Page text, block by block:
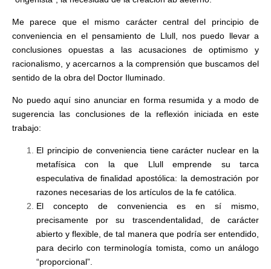
Me parece que el mismo carácter central del principio de
conveniencia en el pensamiento de Llull, nos puedo llevar a
conclusiones opuestas a las acusaciones de optimismo y
racionalismo, y acercarnos a la comprensión que buscamos del
sentido de la obra del Doctor Iluminado.
No puedo aquí sino anunciar en forma resumida y a modo de
sugerencia las conclusiones de la reflexión iniciada en este
trabajo:
El principio de conveniencia tiene carácter nuclear en la
metafísica con la que Llull emprende su tarca
especulativa de finalidad apostólica: la demostración por
razones necesarias de los artículos de la fe católica.
El concepto de conveniencia es en sí mismo,
precisamente por su trascendentalidad, de carácter
abierto y flexible, de tal manera que podría ser entendido,
para decirlo con terminología tomista, como un análogo
“proporcional”.